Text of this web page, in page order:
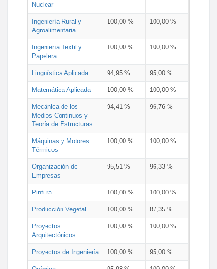
Nuclear
Ingeniería Rural y
Agroalimentaria
100,00 % 100,00 %
Ingeniería Textil y
Papelera
100,00 % 100,00 %
Lingüística Aplicada 94,95 % 95,00 %
Matemática Aplicada 100,00 % 100,00 %
Mecánica de los
Medios Continuos y
Teoría de Estructuras
94,41 % 96,76 %
Máquinas y Motores
Térmicos
100,00 % 100,00 %
Organización de
Empresas
95,51 % 96,33 %
Pintura 100,00 % 100,00 %
Producción Vegetal 100,00 % 87,35 %
Proyectos
Arquitectónicos
100,00 % 100,00 %
Proyectos de Ingeniería 100,00 % 95,00 %